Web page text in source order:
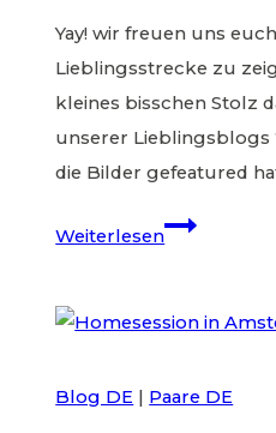
Yay! wir freuen uns
Lieblingsstrecke zu
kleines bisschen Stolz
unserer Lieblingsblogs
die Bilder gefeatured
Weiterlesen
Gypsy
Indie
Inspiration
Blog DE | Paare DE